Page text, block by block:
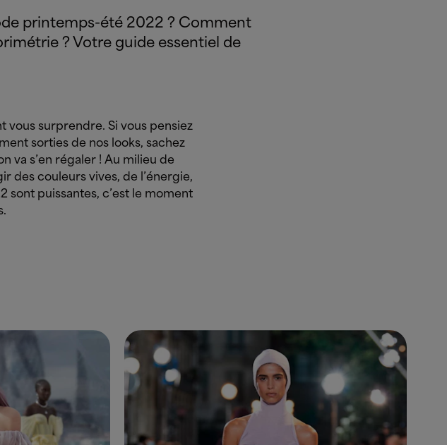
printemps-été 2022 ? Comment
? Votre guide essentiel de
vous surprendre. Si vous pensiez
sorties de nos looks, sachez
va s’en régaler ! Au milieu de
des couleurs vives, de l’énergie,
sont puissantes, c’est le moment